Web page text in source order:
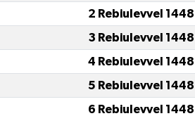
2 Rebiulevvel 1448
3 Rebiulevvel 1448
4 Rebiulevvel 1448
5 Rebiulevvel 1448
6 Rebiulevvel 1448